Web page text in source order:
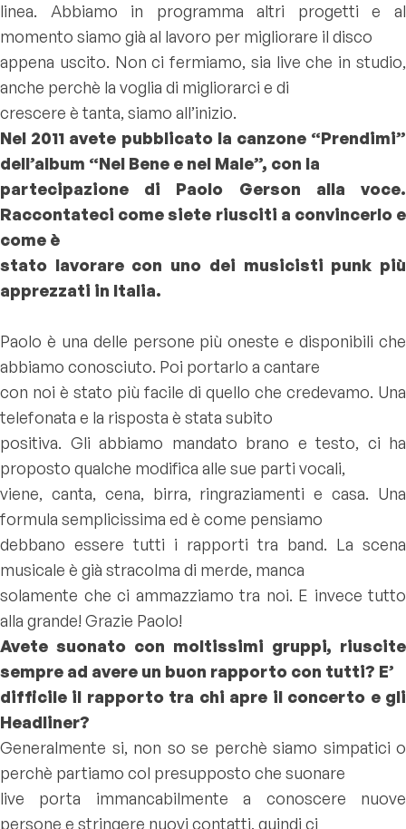
linea. Abbiamo in programma altri progetti e al
momento siamo già al lavoro per migliorare il disco
appena uscito. Non ci fermiamo, sia live che in studio,
anche perchè la voglia di migliorarci e di
crescere è tanta, siamo all’inizio.
Nel 2011 avete pubblicato la canzone “Prendimi”
dell’album “Nel Bene e nel Male”, con la
partecipazione di Paolo Gerson alla voce.
Raccontateci come siete riusciti a convincerlo e
come è
stato lavorare con uno dei musicisti punk più
apprezzati in Italia.
Paolo è una delle persone più oneste e disponibili che
abbiamo conosciuto. Poi portarlo a cantare
con noi è stato più facile di quello che credevamo. Una
telefonata e la risposta è stata subito
positiva. Gli abbiamo mandato brano e testo, ci ha
proposto qualche modifica alle sue parti vocali,
viene, canta, cena, birra, ringraziamenti e casa. Una
formula semplicissima ed è come pensiamo
debbano essere tutti i rapporti tra band. La scena
musicale è già stracolma di merde, manca
solamente che ci ammazziamo tra noi. E invece tutto
alla grande! Grazie Paolo!
Avete suonato con moltissimi gruppi, riuscite
sempre ad avere un buon rapporto con tutti? E’
difficile il rapporto tra chi apre il concerto e gli
Headliner?
Generalmente si, non so se perchè siamo simpatici o
perchè partiamo col presupposto che suonare
live porta immancabilmente a conoscere nuove
persone e stringere nuovi contatti, quindi ci